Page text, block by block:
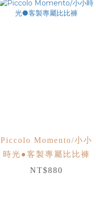
Piccolo Momento/小小
時光●客製專屬比比褲
NT$880